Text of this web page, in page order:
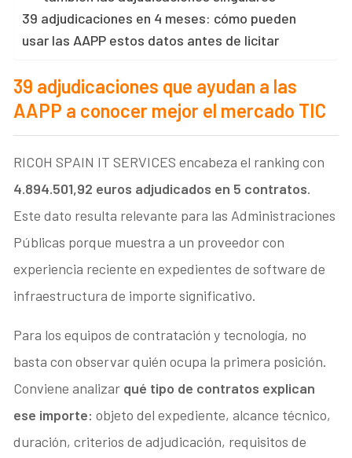
39 adjudicaciones en 4 meses: cómo pueden
usar las AAPP estos datos antes de licitar
39 adjudicaciones que ayudan a las
AAPP a conocer mejor el mercado TIC
RICOH SPAIN IT SERVICES encabeza el ranking con
4.894.501,92 euros adjudicados en 5 contratos.
Este dato resulta relevante para las Administraciones
Públicas porque muestra a un proveedor con
experiencia reciente en expedientes de software de
infraestructura de importe significativo.
Para los equipos de contratación y tecnología, no
basta con observar quién ocupa la primera posición.
Conviene analizar qué tipo de contratos explican
ese importe: objeto del expediente, alcance técnico,
duración, criterios de adjudicación, requisitos de